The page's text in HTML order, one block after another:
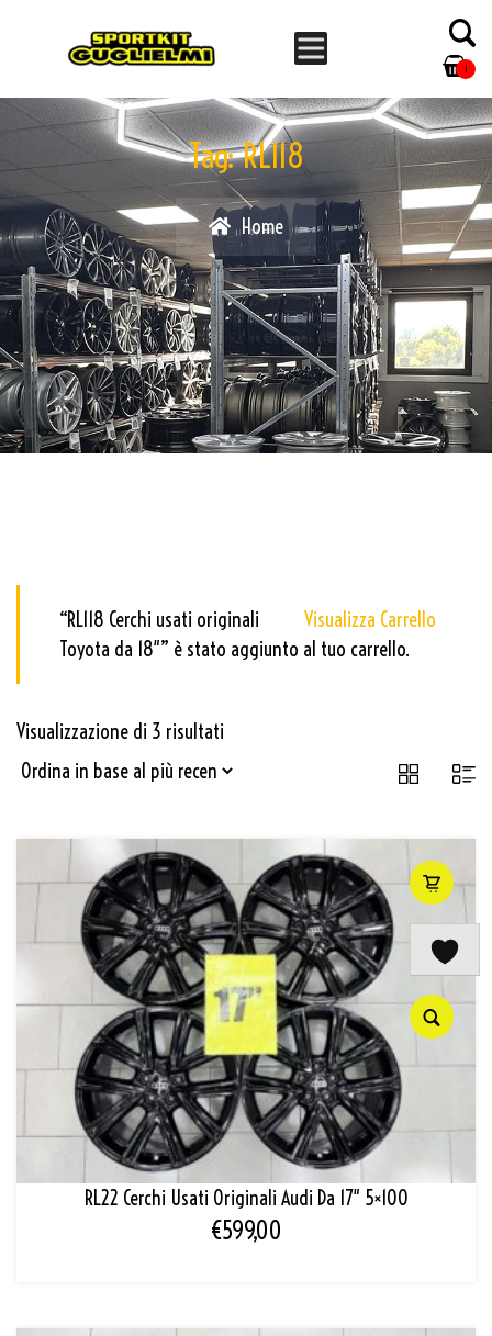
1
Tag:RL118
Home
Visualizza Carrello
“RL118 Cerchi usati originali
Toyota da 18″” è stato aggiunto al tuo carrello.
Visualizzazione di 3 risultati
RL22 Cerchi Usati Originali Audi Da 17″ 5×100
€599,00